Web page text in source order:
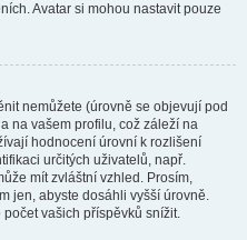
Avatar si mohou nastavit pouze
nemůžete (úrovně se objevují pod
na vašem profilu, což záleží na
hodnocení úrovní k rozlišení
určitých uživatelů, např.
mít zvláštní vzhled. Prosím,
jen, abyste dosáhli vyšší úrovně.
vašich příspěvků snížit.